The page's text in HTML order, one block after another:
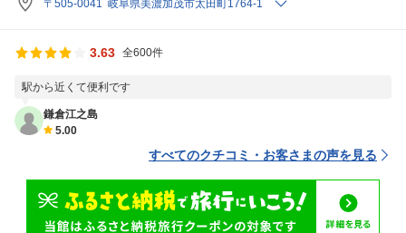
〒505-0041 岐阜県美濃加茂市太田町1764-1
3.63 全600件
駅から近くて便利です
鎌倉江之島
5.00
すべてのクチコミ・お客さまの声を見る